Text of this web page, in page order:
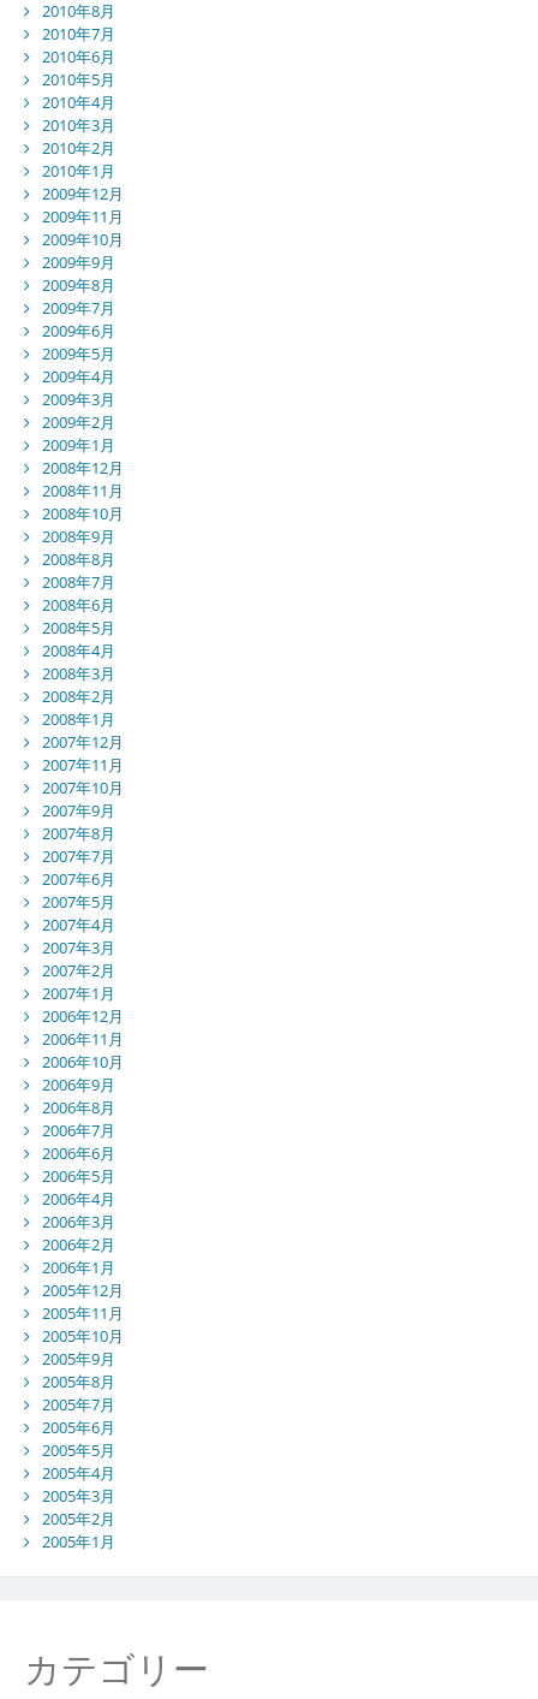
2010年8月
2010年7月
2010年6月
2010年5月
2010年4月
2010年3月
2010年2月
2010年1月
2009年12月
2009年11月
2009年10月
2009年9月
2009年8月
2009年7月
2009年6月
2009年5月
2009年4月
2009年3月
2009年2月
2009年1月
2008年12月
2008年11月
2008年10月
2008年9月
2008年8月
2008年7月
2008年6月
2008年5月
2008年4月
2008年3月
2008年2月
2008年1月
2007年12月
2007年11月
2007年10月
2007年9月
2007年8月
2007年7月
2007年6月
2007年5月
2007年4月
2007年3月
2007年2月
2007年1月
2006年12月
2006年11月
2006年10月
2006年9月
2006年8月
2006年7月
2006年6月
2006年5月
2006年4月
2006年3月
2006年2月
2006年1月
2005年12月
2005年11月
2005年10月
2005年9月
2005年8月
2005年7月
2005年6月
2005年5月
2005年4月
2005年3月
2005年2月
2005年1月
カテゴリー